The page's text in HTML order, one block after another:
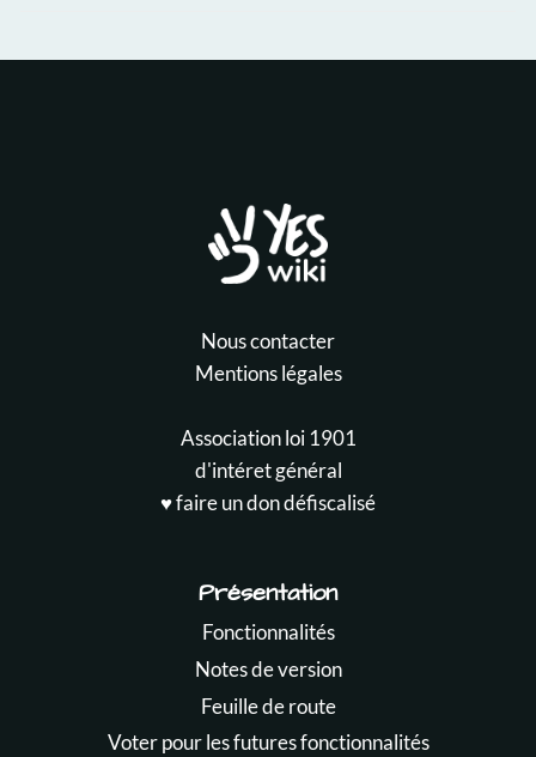
Nous contacter
Mentions légales
Association loi 1901
d'intéret général
♥️ faire un don défiscalisé
Présentation
Fonctionnalités
Notes de version
Feuille de route
Voter pour les futures fonctionnalités